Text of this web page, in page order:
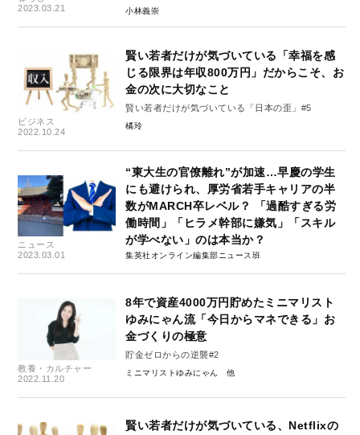
2023.03.21
小林義崇
ビジネス
2022.10.24
賢い若者だけが気づいている「幸福を感
じる限界は年収800万円」だからこそ、お
金の次に大切なこと
賢い若者だけが気づいている「日本の歪」#5
橘玲
ニュース
2023.03.01
“東大生の官僚離れ”が加速…早慶の学生
にも避けられ、厚労省若手キャリアの半
数がMARCH卒レベル？ 「過酷すぎる労
働時間」「ヒラメ幹部に嫌気」「スキル
が学べない」のは本当か？
集英社オンライン編集部ニュース班
教養・カルチャー
2022.11.20
8年で資産4000万円貯めたミニマリスト
ゆみにゃん流「今日からマネできる」お
金づくりの極意
貯金ゼロからの逆襲#2
ミニマリストゆみにゃん
賢い若者だけが気づいている、Netflixの